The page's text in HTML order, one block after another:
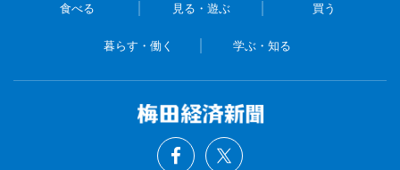
食べる 見る・遊ぶ 買う
暮らす・働く 学ぶ・知る